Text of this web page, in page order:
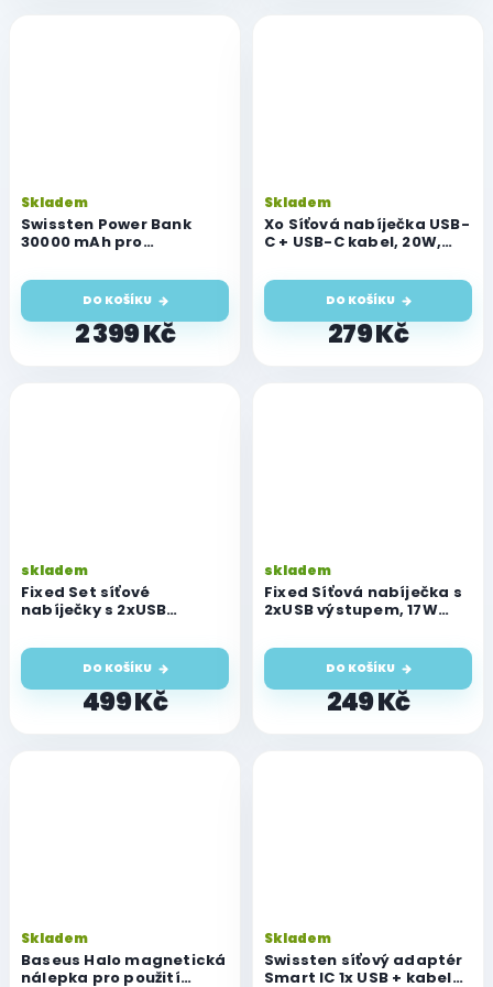
Swissten Power Bank
30000 mAh pro
Delivery Grey
Skladem
2 399 Kč
DO KOŠÍKU
Xo Síťová nabíječka USB-
C + USB-C kabel, 20W,
Skladem
279 Kč
DO KOŠÍKU
Fixed Set síťové
nabíječky s 2xUSB
USB/Lightning kabelu, 1
metr, MFI, 17W Smart
Rapid Charge, bílá
skladem
499 Kč
DO KOŠÍKU
Fixed Síťová nabíječka s
2xUSB výstupem, 17W
černá
skladem
249 Kč
DO KOŠÍKU
Baseus Halo magnetická
nálepka pro použití
Skladem
Swissten síťový adaptér
Smart IC 1x USB + kabel
Skladem